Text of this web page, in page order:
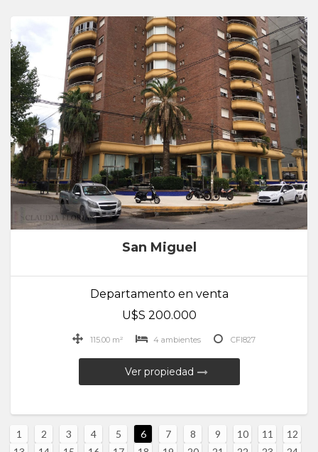
San Miguel
Departamento en venta
U$S 200.000
115.00 m² 4 ambientes CFI827
Ver propiedad
1 2 3 4 5 6 7 8 9 10 11
12